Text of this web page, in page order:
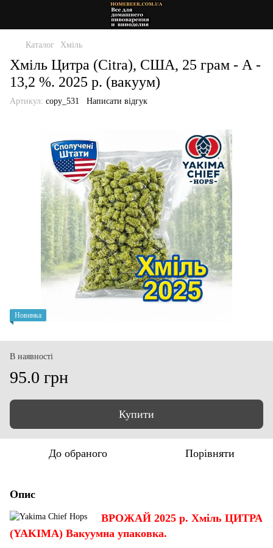
Каталог Хміль
Хміль Цитра (Citra), США, 25 грам - А -
13,2 %. 2025 р. (вакуум)
Артикул: copy_531 Написати відгук
Новинка
В наявності
95.0 грн
Купити
До обраного Порівняти
Опис
ВРОЖАЙ 2025 р. Хміль ЦИТРА
(YAKIMA) Вакуумна упаковка.